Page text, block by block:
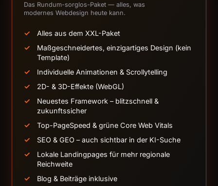
Das Rundum-sorglos-Paket — alles, was
modernes Webdesign heute kann.
Alles aus dem XXL-Paket
Maßgeschneidertes, einzigartiges Design (kein
Template)
Individuelle Animationen & Scrollytelling
2D- & 3D-Effekte (WebGL)
Neuestes Framework – blitzschnell &
zukunftssicher
Top-PageSpeed & grüne Core Web Vitals
SEO & GEO – auch sichtbar in der KI-Suche
Lokale Landingpages für mehr regionale
Reichweite
Blog & Beiträge inklusive